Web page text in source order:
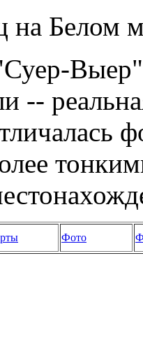
Белом
Выер"
--
Фото